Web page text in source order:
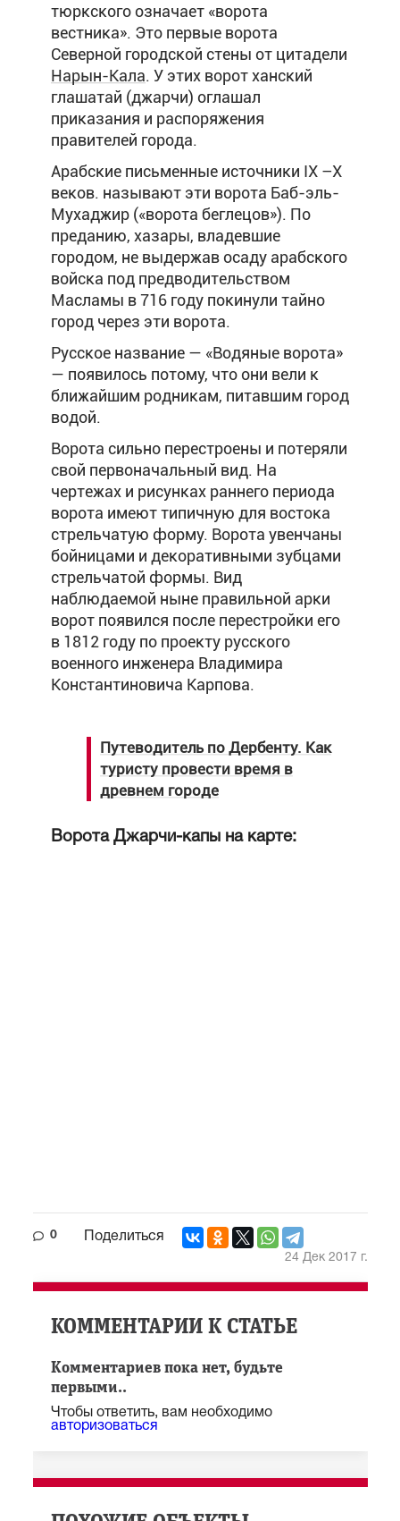
тюркского означает «ворота
вестника». Это первые ворота
Северной городской стены от цитадели
Нарын-Кала. У этих ворот ханский
глашатай (джарчи) оглашал
приказания и распоряжения
правителей города.
Арабские письменные источники IX –X
веков. называют эти ворота Баб-эль-
Мухаджир («ворота беглецов»). По
преданию, хазары, владевшие
городом, не выдержав осаду арабского
войска под предводительством
Масламы в 716 году покинули тайно
город через эти ворота.
Русское название — «Водяные ворота»
— появилось потому, что они вели к
ближайшим родникам, питавшим город
водой.
Ворота сильно перестроены и потеряли
свой первоначальный вид. На
чертежах и рисунках раннего периода
ворота имеют типичную для востока
стрельчатую форму. Ворота увенчаны
бойницами и декоративными зубцами
стрельчатой формы. Вид
наблюдаемой ныне правильной арки
ворот появился после перестройки его
в 1812 году по проекту русского
военного инженера Владимира
Константиновича Карпова.
Путеводитель по Дербенту. Как
туристу провести время в
древнем городе
Ворота Джарчи-капы на карте:
0 Поделиться
24 Дек 2017 г.
КОММЕНТАРИИ К СТАТЬЕ
Комментариев пока нет, будьте
первыми..
Чтобы ответить, вам необходимо
авторизоваться